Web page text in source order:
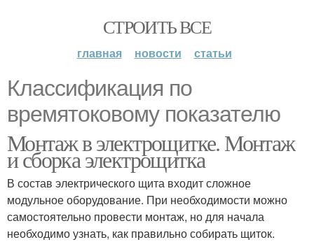
СТРОИТЬ ВСЕ
главная новости статьи
Классификация по
времятоковому показателю
Монтаж в электрощитке. Монтаж
и сборка электрощитка
В состав электрического щита входит сложное
модульное оборудование. При необходимости можно
самостоятельно провести монтаж, но для начала
необходимо узнать, как правильно собирать щиток.